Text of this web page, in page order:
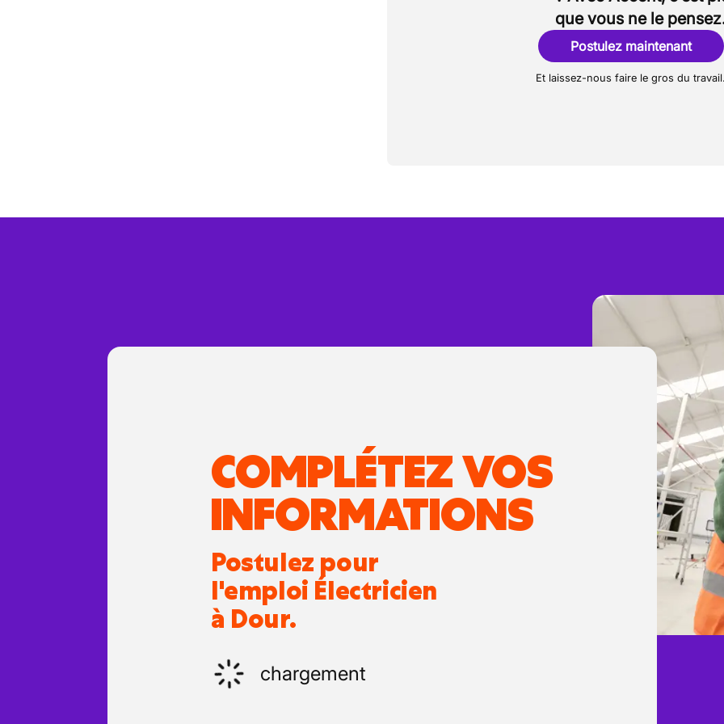
que vous ne le
Postulez maintenant
Et laissez-nous faire le gros du
COMPLÉTEZ VOS
INFORMATIONS
Postulez pour
l'emploi Électricien
à Dour.
chargement